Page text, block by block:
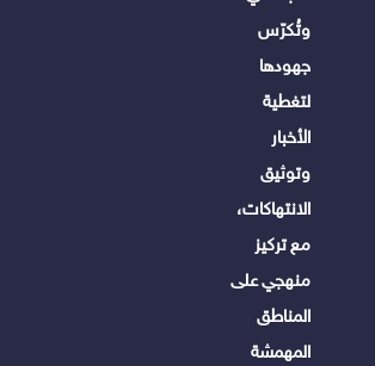
وتُكرّس
جهودها
لتغطية
الأخبار
وتوثيق
الانتهاكات،
مع تركيز
منهجي على
المناطق
المهمشة